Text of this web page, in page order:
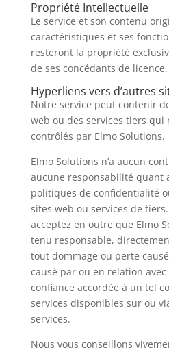
Propriété Intellectuelle
Le service et son contenu
caractéristiques et ses
resteront la propriété
de ses concédants de licence.
Hyperliens vers d’autres
Notre service peut contenir
web ou des services tiers qui
contrôlés par Elmo Solutions.
Elmo Solutions n’a aucun
aucune responsabilité quant
politiques de confidentialité
sites web ou services de
acceptez en outre que Elmo
tenu responsable,
tout dommage ou perte
causé par ou en relation avec
confiance accordée à un tel
services disponibles sur ou
services.
Nous vous conseillons